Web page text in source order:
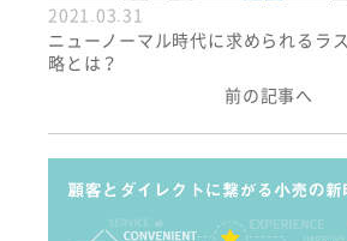
2021.03.31
ニューノーマル時代に求められるラ
略とは？
前の記事へ